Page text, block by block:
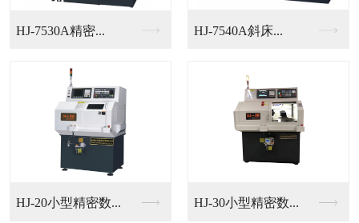
HJ-7530A精密... HJ-7540A斜床...
HJ-20小型精密数... HJ-30小型精密数...